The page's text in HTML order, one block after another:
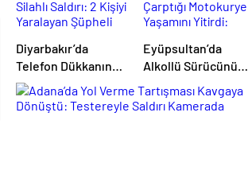
Diyarbakır’da
Telefon Dükkanına
Silahlı Saldırı: 2
Kişiyi Yaralayan
Şüpheli Tutuklandı
Eyüpsultan’da
Alkollü Sürücünün
Çarptığı Motokurye
Yaşamını Yitirdi: